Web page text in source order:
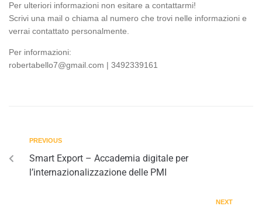
Per ulteriori informazioni non esitare a contattarmi!
Scrivi una mail o chiama al numero che trovi nelle informazioni e
verrai contattato personalmente.
Per informazioni:
robertabello7@gmail.com | 3492339161
PREVIOUS
Smart Export – Accademia digitale per
l’internazionalizzazione delle PMI
NEXT